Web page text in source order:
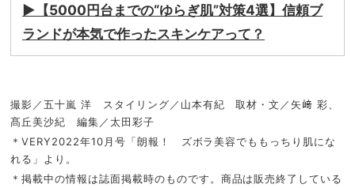
▶︎【5000円台までの“ゆらぎ肌”対策4選】信頼ブ
ランドが本気で作ったスキンケアって？
撮影／五十嵐 洋 スタイリング／山本有紀 取材・文／矢﨑 彩、
髙丘美沙紀 編集／太田彩子
＊VERY2022年10月号「朗報！ ズボラ美容でももっちり肌にな
れる」より。
＊掲載中の情報は誌面掲載時のものです。商品は販売終了している